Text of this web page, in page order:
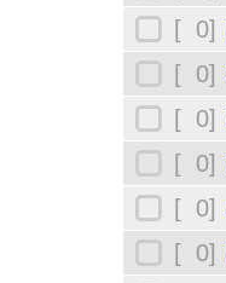
[ 0]
[ 0]
[ 0]
[ 0]
[ 0]
[ 0]